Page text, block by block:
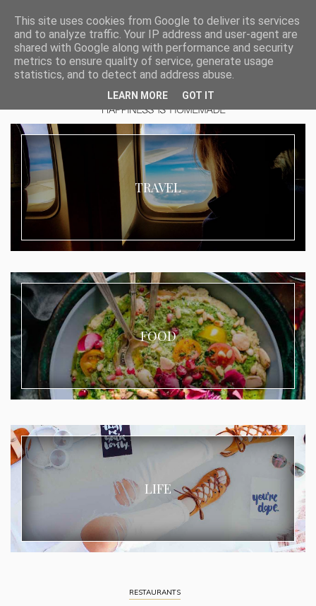
TRAVEL
FOOD
LIFE
RESTAURANTS
This site uses cookies from Google to deliver its services
and to analyze traffic. Your IP address and user-agent are
shared with Google along with performance and security
metrics to ensure quality of service, generate usage
statistics, and to detect and address abuse.
LEARN MORE GOT IT